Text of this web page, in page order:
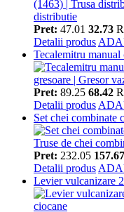
Pret: 47.01 32.73
Detalii produs
Tecalemitru
Pret: 89.25 68.42
Detalii produs
Set chei combinate
Pret: 232.05 157.67
Detalii produs
Levier vulcanizare